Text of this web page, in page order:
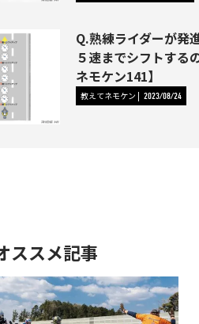
Q.熟練ライダーが発
５速までシフトする
ネモケン141】
教えてネモケン 2023/08/24
ススメ記事